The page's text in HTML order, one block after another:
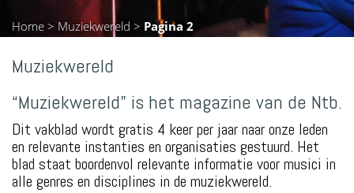
Home > Muziekwereld > Pagina 2
Muziekwereld
“Muziekwereld” is het magazine van de Ntb.
Dit vakblad wordt gratis 4 keer per jaar naar onze leden
en relevante instanties en organisaties gestuurd. Het
blad staat boordenvol relevante informatie voor musici in
alle genres en disciplines in de muziekwereld.